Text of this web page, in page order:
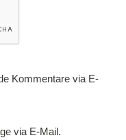
Kommentare via E-
via E-Mail.